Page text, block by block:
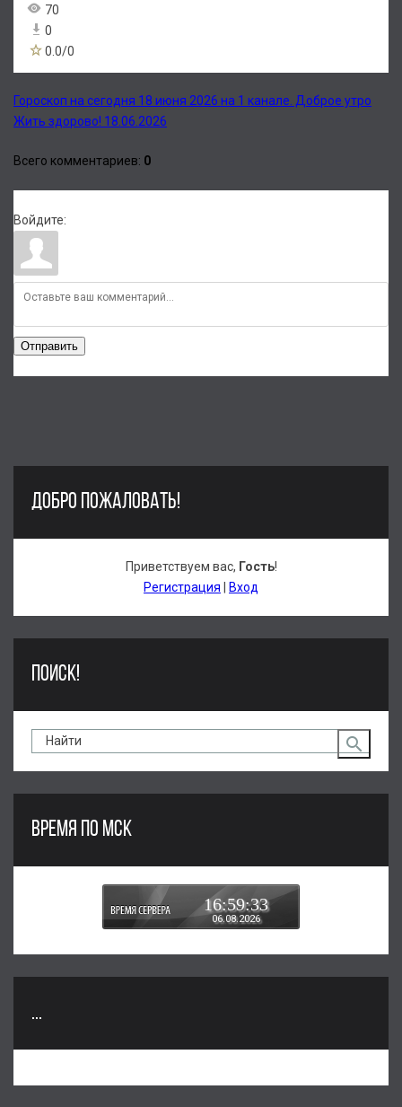
70
0
0.0/0
Гороскоп на сегодня 18 июня 2026 на 1 канале. Доброе утро
Жить здорово! 18.06.2026
Всего комментариев: 0
Войдите:
Отправить
ДОБРО ПОЖАЛОВАТЬ!
Приветствуем вас, Гость!
Регистрация
Вход
ПОИСК!
ВРЕМЯ ПО МСК
16:59:34
06.08.2026
...